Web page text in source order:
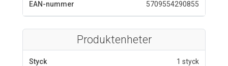
EAN-nummer 5709554290855
Produktenheter
Styck 1 styck